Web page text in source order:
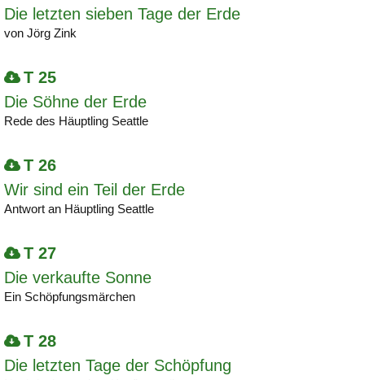
Die letzten sieben Tage der Erde
von Jörg Zink
T 25
Die Söhne der Erde
Rede des Häuptling Seattle
T 26
Wir sind ein Teil der Erde
Antwort an Häuptling Seattle
T 27
Die verkaufte Sonne
Ein Schöpfungsmärchen
T 28
Die letzten Tage der Schöpfung